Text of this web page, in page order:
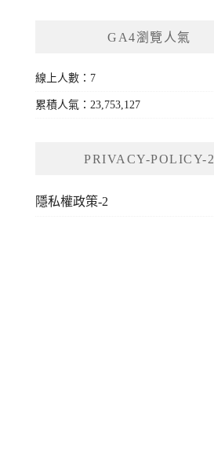
GA4瀏覽人氣
線上人數：7
累積人氣：23,753,127
PRIVACY-POLICY-2
隱私權政策-2